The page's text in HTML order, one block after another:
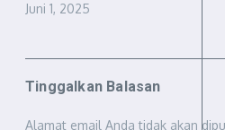
Juni 1, 2025
Tinggalkan Balasan
Alamat email Anda tidak akan